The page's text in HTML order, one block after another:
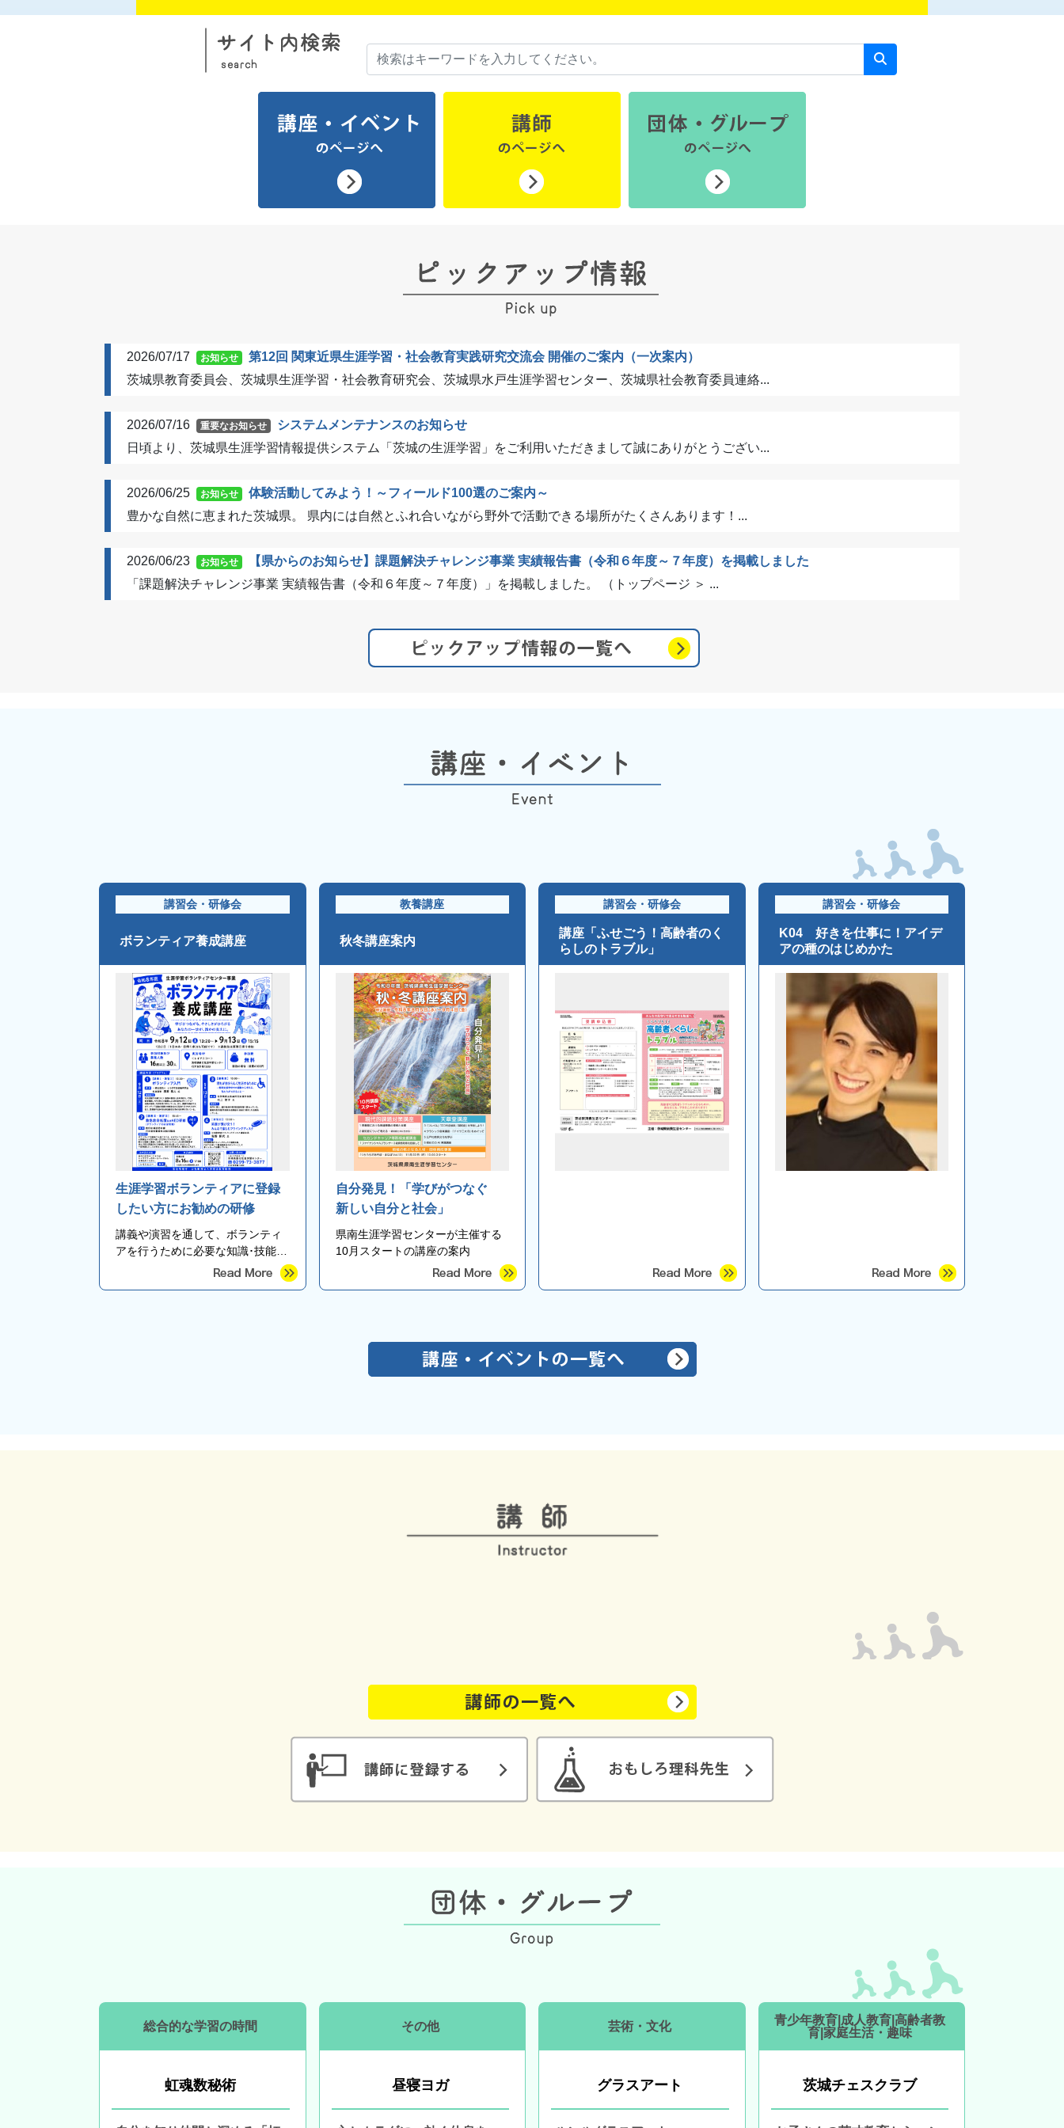
2026/07/17 お知らせ
第12回 関東近県生涯学習・社会教育実践研究交流会 開催のご案内（一次案内）
茨城県教育委員会、茨城県生涯学習・社会教育研究会、茨城県水戸生涯学習センター、茨城県社会教育委員連絡...
2026/07/16 重要なお知らせ
システムメンテナンスのお知らせ
日頃より、茨城県生涯学習情報提供システム「茨城の生涯学習」をご利用いただきまして誠にありがとうござい...
2026/06/25 お知らせ
体験活動してみよう！～フィールド100選のご案内～
豊かな自然に恵まれた茨城県。 県内には自然とふれ合いながら野外で活動できる場所がたくさんあります！...
2026/06/23 お知らせ
【県からのお知らせ】課題解決チャレンジ事業 実績報告書（令和６年度～７年度）を掲載しました
「課題解決チャレンジ事業 実績報告書（令和６年度～７年度）」を掲載しました。 （トップページ ＞ ...
講習会・研修会
ボランティア養成講座
生涯学習ボランティアに登録
したい方にお勧めの研修
講義や演習を通して、ボランティ
アを行うために必要な知識･技能･
つながりが得られる研修
教養講座
秋冬講座案内
自分発見！「学びがつなぐ
新しい自分と社会」
県南生涯学習センターが主催する
10月スタートの講座の案内
講習会・研修会
講座「ふせごう！高齢者のく
らしのトラブル」
講習会・研修会
K04 好きを仕事に！アイデ
アの種のはじめかた
総合的な学習の時間
虹魂数秘術
その他
昼寝ヨガ
芸術・文化
グラスアート
青少年教育|成人教育|高齢者教
育|家庭生活・趣味
茨城チェスクラブ